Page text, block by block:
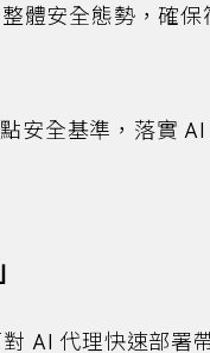
體安全態勢，確保
安全基準，落實 AI
AI 代理快速部署